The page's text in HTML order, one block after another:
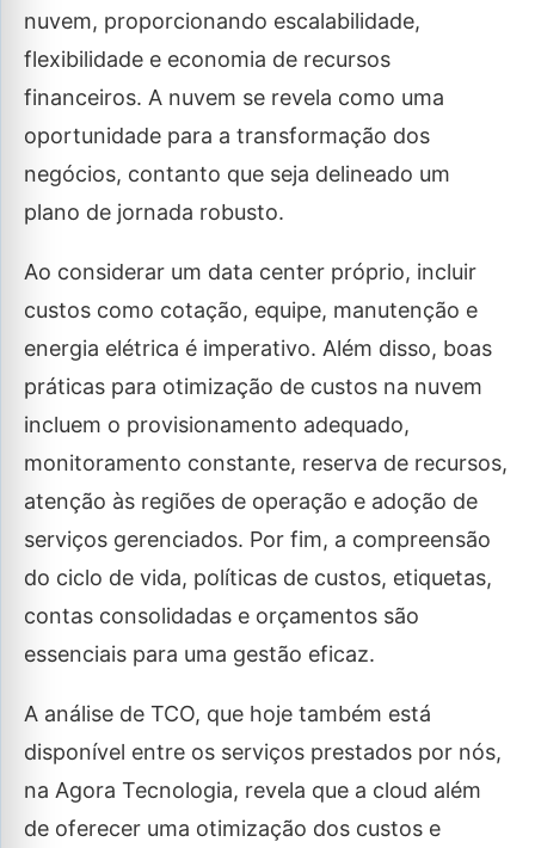
nuvem, proporcionando escalabilidade,
flexibilidade e economia de recursos
financeiros. A nuvem se revela como uma
oportunidade para a transformação dos
negócios, contanto que seja delineado um
plano de jornada robusto.
Ao considerar um data center próprio, incluir
custos como cotação, equipe, manutenção e
energia elétrica é imperativo. Além disso, boas
práticas para otimização de custos na nuvem
incluem o provisionamento adequado,
monitoramento constante, reserva de recursos,
atenção às regiões de operação e adoção de
serviços gerenciados. Por fim, a compreensão
do ciclo de vida, políticas de custos, etiquetas,
contas consolidadas e orçamentos são
essenciais para uma gestão eficaz.
A análise de TCO, que hoje também está
disponível entre os serviços prestados por nós,
na Agora Tecnologia, revela que a cloud além
de oferecer uma otimização dos custos e